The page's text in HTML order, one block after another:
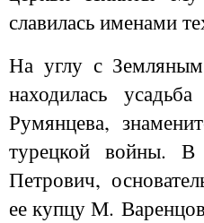
славилась именами
На углу с
находилась
Румянцева,
турецкой войны.
Петрович,
ее купцу М.